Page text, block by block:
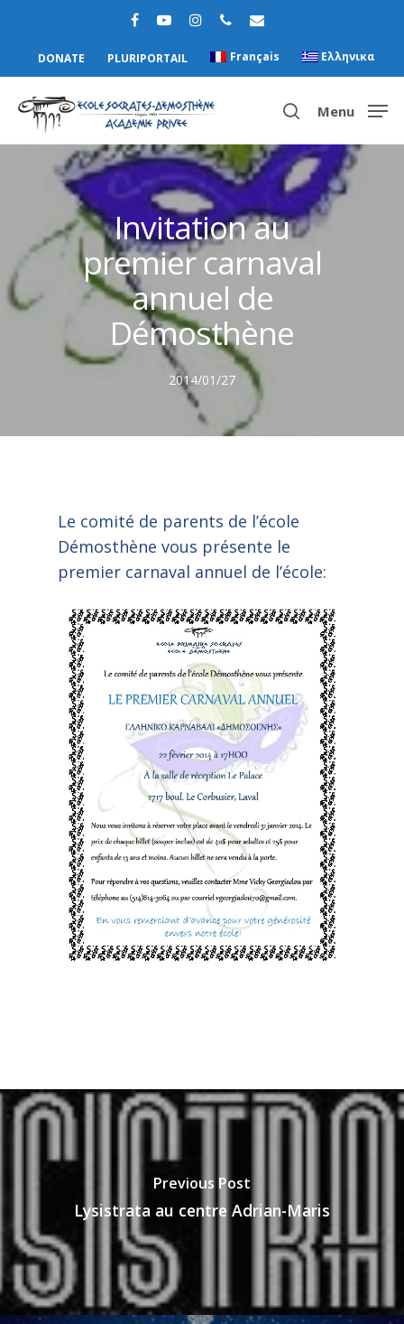
DONATE PLURIPORTAIL Français Ελληνικα
Hit enter to search or ESC to close
Menu
Invitation au
premier carnaval
annuel de
Démosthène
2014/01/27
Le comité de parents de l’école
Démosthène vous présente le
premier carnaval annuel de l’école:
Previous Post
Lysistrata au centre Adrian-Maris